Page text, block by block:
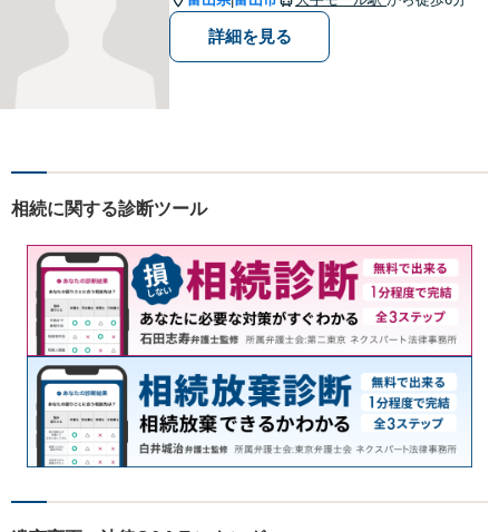
詳細を見る
相続に関する診断ツール